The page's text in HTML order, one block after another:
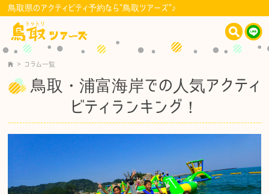
鳥取県のアクティビティ予約なら"鳥取ツアーズ"♪
> コラム一覧
鳥取・浦富海岸での人気アクティ
ビティランキング！